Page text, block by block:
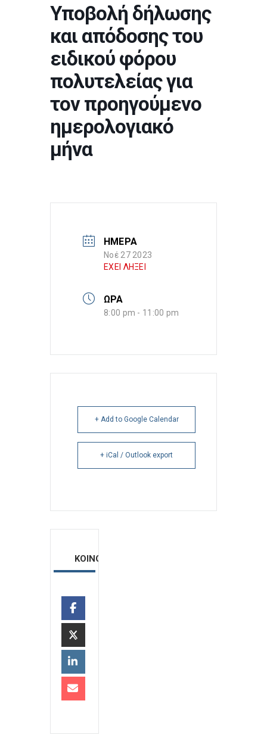
Υποβολή δήλωσης
και απόδοσης του
ειδικού φόρου
πολυτελείας για
τον προηγούμενο
ημερολογιακό
μήνα
ΗΜΕΡΑ
Νοέ 27 2023
ΕΧΕΙ ΛΗΞΕΙ
ΩΡΑ
8:00 pm - 11:00 pm
+ Add to Google Calendar
+ iCal / Outlook export
ΚΟΙΝΟΠΟΙΗΣΗ